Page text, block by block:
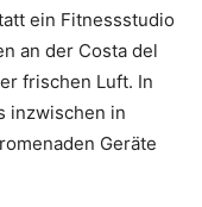
ein Fitnessstudio
an der Costa del
frischen Luft. In
inzwischen in
Geräte